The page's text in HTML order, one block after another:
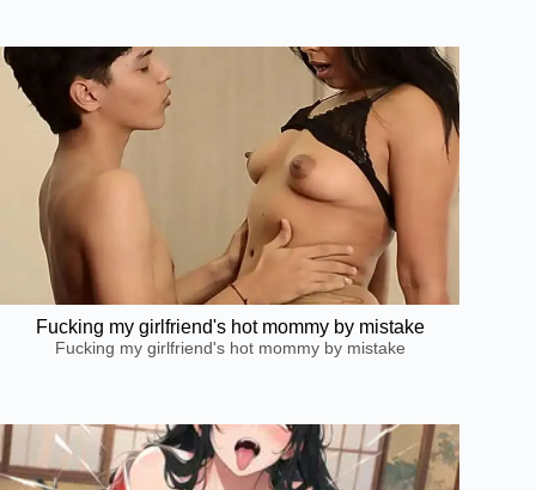
Fucking my girlfriend's hot mommy by mistake
Fucking my girlfriend's hot mommy by mistake